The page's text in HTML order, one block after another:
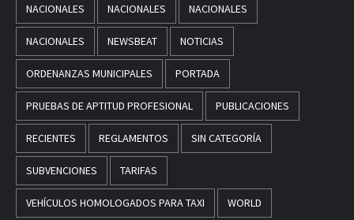
NACIONALES NACIONALES NACIONALES
NACIONALES NEWSBEAT NOTICIAS
ORDENANZAS MUNICIPALES PORTADA
PRUEBAS DE APTITUD PROFESIONAL PUBLICACIONES
RECIENTES REGLAMENTOS SIN CATEGORÍA
SUBVENCIONES TARIFAS
VEHÍCULOS HOMOLOGADOS PARA TAXI WORLD